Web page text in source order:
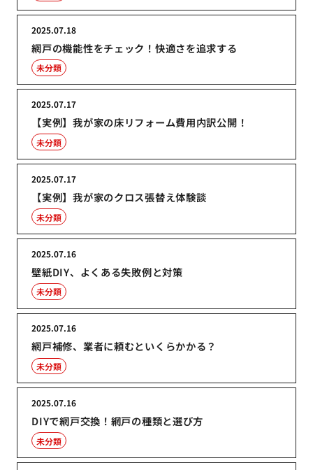
網戸の機能性をチェック！快適さを追求する
2025.07.18
未分類
【実例】我が家の床リフォーム費用内訳公開！
2025.07.17
未分類
【実例】我が家のクロス張替え体験談
2025.07.17
未分類
壁紙DIY、よくある失敗例と対策
2025.07.16
未分類
網戸補修、業者に頼むといくらかかる？
2025.07.16
未分類
DIYで網戸交換！網戸の種類と選び方
2025.07.16
未分類